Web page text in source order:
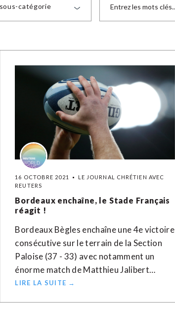
catégorie
16 OCTOBRE 2021
LE JOURNAL CHRÉTIEN AVEC
REUTERS
Bordeaux enchaîne, le Stade Français
réagit !
Bordeaux Bègles enchaîne une 4e victoire
consécutive sur le terrain de la Section
Paloise (37 - 33) avec notamment un
énorme match de Matthieu Jalibert…
LIRE LA SUITE →